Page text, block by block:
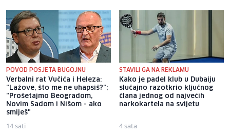
POVOD POSJETA BUGOJNU
Verbalni rat Vučića i Heleza:
"Lažove, što me ne uhapsiš?";
"Prošetajmo Beogradom,
Novim Sadom i Nišom - ako
smiješ"
14 sati
STAVILI GA NA REKLAMU
Kako je padel klub u Dubaiju
slučajno razotkrio ključnog
člana jednog od najvećih
narkokartela na svijetu
4 sata